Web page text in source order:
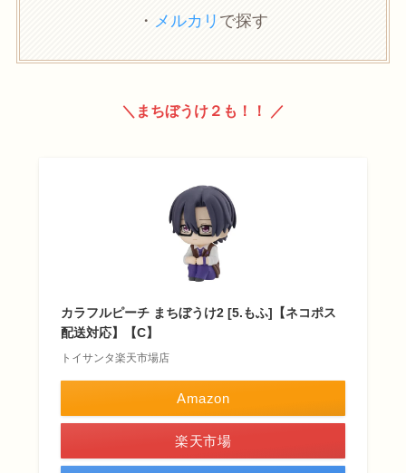
・ メルカリ で探す
＼まちぼうけ２も！！ ／
カラフルピーチ まちぼうけ2 [5.もふ]【ネコポス
配送対応】【C】
トイサンタ楽天市場店
Amazon
楽天市場